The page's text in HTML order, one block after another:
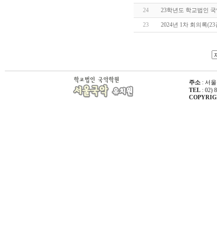
24 23학년도 학교법인
23 2024년 1차 회의록(23
주소 : 서
TEL : 02)